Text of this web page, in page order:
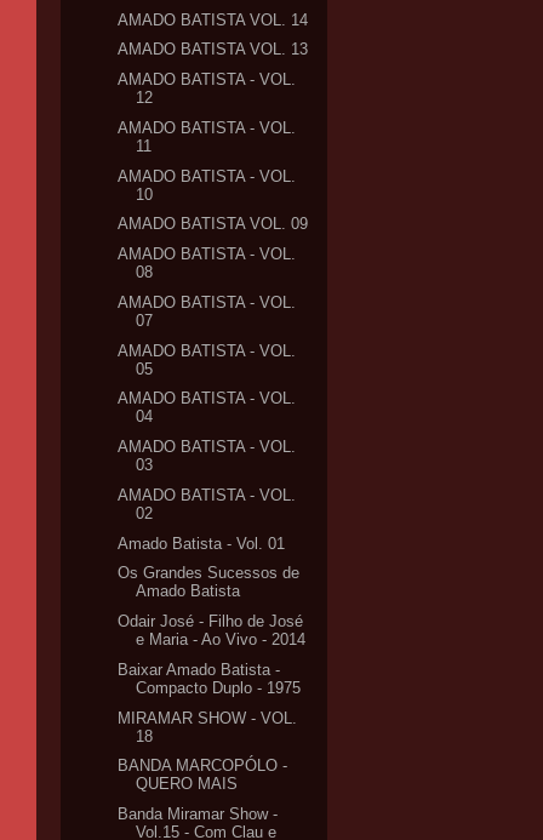
AMADO BATISTA VOL. 14
AMADO BATISTA VOL. 13
AMADO BATISTA - VOL.
12
AMADO BATISTA - VOL.
11
AMADO BATISTA - VOL.
10
AMADO BATISTA VOL. 09
AMADO BATISTA - VOL.
08
AMADO BATISTA - VOL.
07
AMADO BATISTA - VOL.
05
AMADO BATISTA - VOL.
04
AMADO BATISTA - VOL.
03
AMADO BATISTA - VOL.
02
Amado Batista - Vol. 01
Os Grandes Sucessos de
Amado Batista
Odair José - Filho de José
e Maria - Ao Vivo - 2014
Baixar Amado Batista -
Compacto Duplo - 1975
MIRAMAR SHOW - VOL.
18
BANDA MARCOPÓLO -
QUERO MAIS
Banda Miramar Show -
Vol.15 - Com Clau e